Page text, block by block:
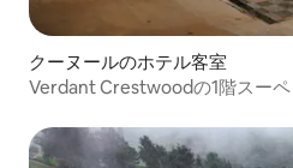
クーヌールのホテル客室
Verdant Crestwoodの1階スー